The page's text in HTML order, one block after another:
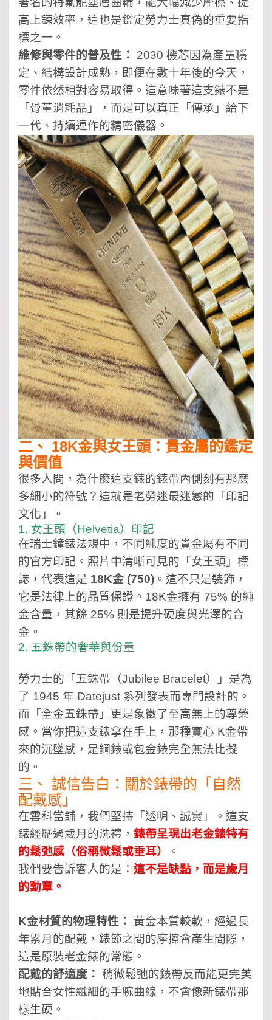
高上鍊效率，這也是鑑定勞力士真偽的重要指
標之一。
維修與零件的普及性：
2030 機芯因為產量穩
定、結構設計成熟，即便在數十年後的今天，
零件依然相對容易取得。這意味著這支錶不是
「骨董消耗品」，而是可以真正「傳承」給下
一代、持續運作的精密儀器。
二、 18K金與女王頭：貴金屬的鑑定
與價值
很多人問，為什麼這支錶的錶帶內側刻有那麼
多細小的符號？這就是老勞迷最迷戀的「印記
文化」。
1. 女王頭（Helvetia）印記
在瑞士鐘錶法規中，不同純度的貴金屬有不同
的官方印記。照片中清晰可見的「女王頭」標
誌，代表這是 18K金 (750) 。這不只是裝飾，
它是法律上的品質保證。18K金擁有 75% 的純
金含量，其餘 25% 則是提升硬度與光澤的合
金。
2. 五銖帶的奢華與份量
勞力士的「五銖帶（Jubilee Bracelet）」是為
了 1945 年 Datejust 系列發表而專門設計的。
而「全金五銖帶」更是象徵了至高無上的尊榮
感。當你把這支錶拿在手上，那種實心 K金帶
來的沉墜感，是鋼錶或包金錶完全無法比擬
的。
三、 誠信告白：關於錶帶的「自然
配戴感」
在雲科當舖，我們堅持「透明、誠實」。這支
錶經歷過歲月的洗禮， 錶帶呈現出老金錶特有
的鬆弛感（俗稱微鬆或垂耳）
。
我們要告訴客人的是： 這不是缺點，而是歲月
的勳章。
K金材質的物理特性：
黃金本質較軟，經過長
年累月的配戴，錶節之間的摩擦會產生間隙，
這是原裝老金錶的常態。
配戴的舒適度： 稍微鬆弛的錶帶反而能更完美
地貼合女性纖細的手腕曲線，不會像新錶帶那
樣生硬。